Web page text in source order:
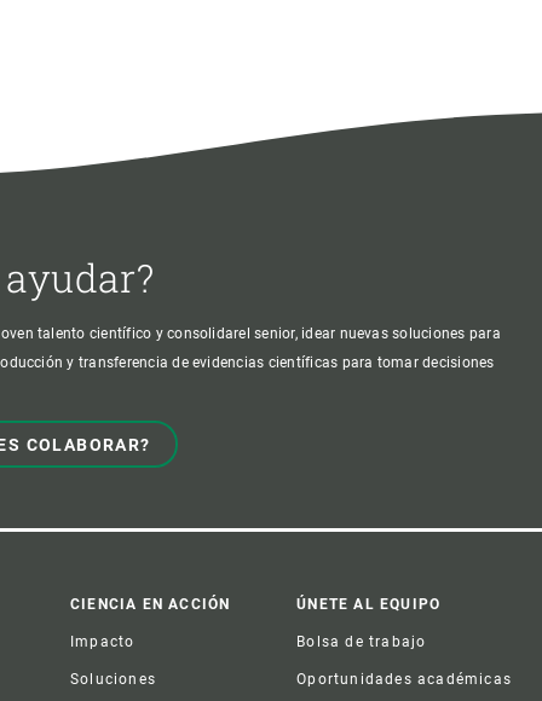
talento científico y consolidarel senior, idear nuevas soluciones para
y transferencia de evidencias científicas para tomar decisiones
COLABORAR?
CIENCIA EN ACCIÓN
Impacto
Soluciones
ÚNETE AL EQUIPO
Bolsa de trabajo
Oportunidades académicas